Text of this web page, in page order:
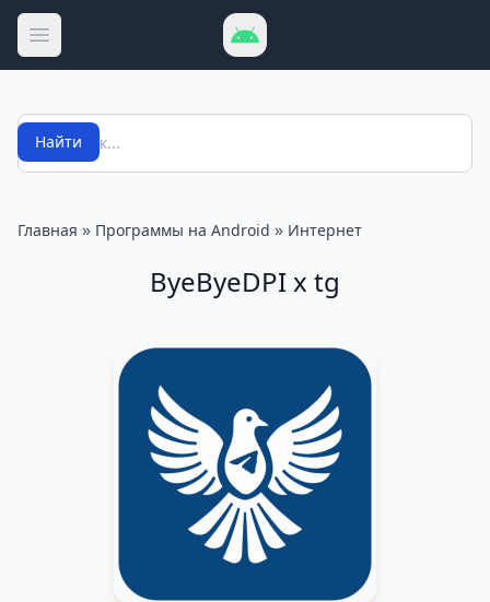
Открыть меню
Поиск
Найти
Главная » Программы на Android » Интернет
ByeByeDPI x tg